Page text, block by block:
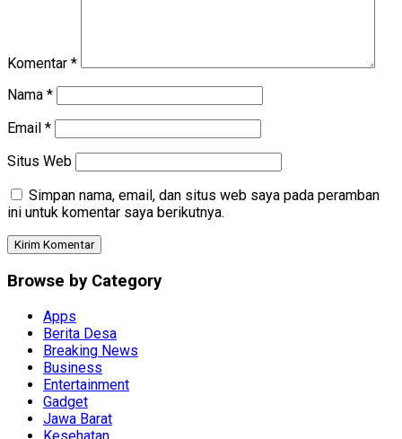
Komentar *
Nama *
Email *
Situs Web
Simpan nama, email, dan situs web saya pada peramban
ini untuk komentar saya berikutnya.
Browse by Category
Apps
Berita Desa
Breaking News
Business
Entertainment
Gadget
Jawa Barat
Kesehatan